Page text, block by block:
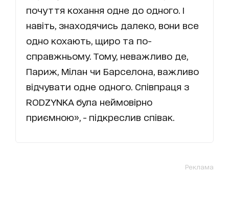
почуття кохання одне до одного. І
навіть, знаходячись далеко, вони все
одно кохають, щиро та по-
справжньому. Тому, неважливо де,
Париж, Мілан чи Барселона, важливо
відчувати одне одного. Співпраця з
RODZYNKA була неймовірно
приємною», - підкреслив співак.
Реклама